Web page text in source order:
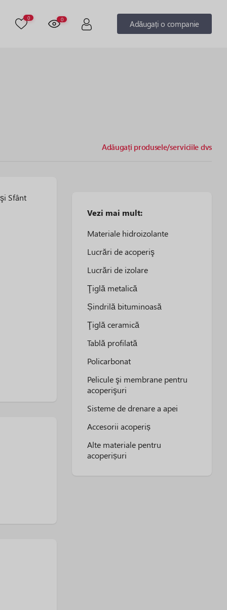
0 0 Adăugați o companie
Adăugați produsele/serviciile dvs
Sfânt
Vezi mai mult:
Materiale hidroizolante
Lucrări de acoperiş
Lucrări de izolare
Ţiglă metalică
Șindrilă bituminoasă
Ţiglă ceramică
Tablă profilată
Policarbonat
Pelicule şi membrane pentru
acoperişuri
Sisteme de drenare a apei
Accesorii acoperiș
Alte materiale pentru
acoperișuri